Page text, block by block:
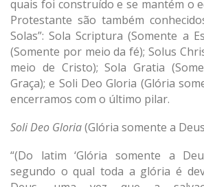
quais foi construído e se mantém o
Protestante são também
Solas”: Sola Scriptura (Somente a
(Somente por meio da fé); Solus
meio de Cristo); Sola Gratia
Graça); e Soli Deo Gloria (Glória
encerramos com o último pilar.
Soli Deo Gloria(Glória somente a
“(Do latim ‘Glória somente a
segundo o qual toda a glória é